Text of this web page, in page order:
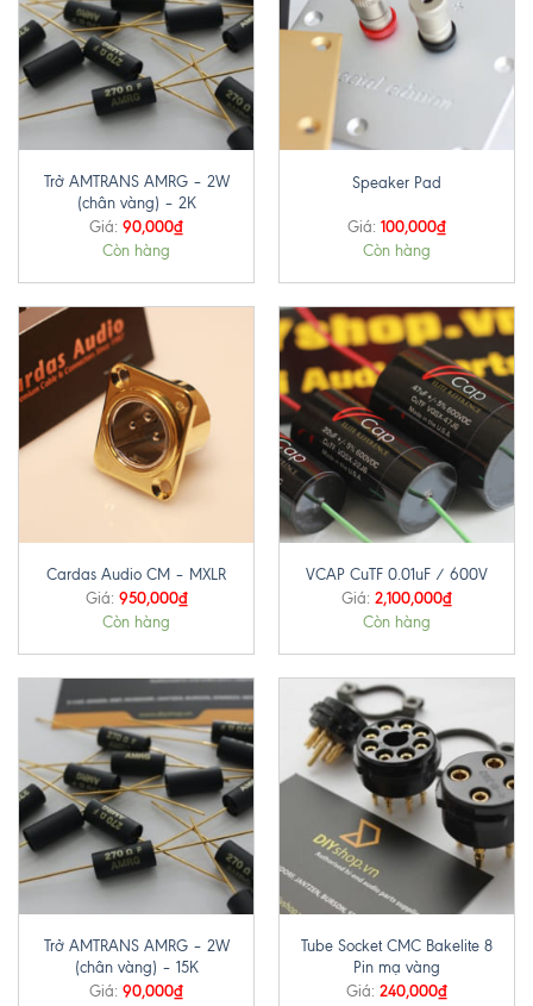
Trở AMTRANS AMRG – 2W
(chân vàng) – 2K
Giá: 90,000₫
Còn hàng
Speaker Pad
Giá: 100,000₫
Còn hàng
Cardas Audio CM – MXLR
Giá: 950,000₫
Còn hàng
VCAP CuTF 0.01uF / 600V
Giá: 2,100,000₫
Còn hàng
Trở AMTRANS AMRG – 2W
(chân vàng) – 15K
Giá: 90,000₫
Tube Socket CMC Bakelite 8
Pin mạ vàng
Giá: 240,000₫